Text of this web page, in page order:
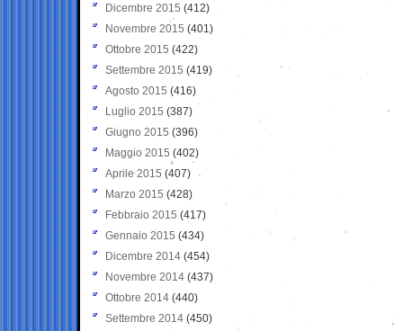
Dicembre 2015 (412)
Novembre 2015 (401)
Ottobre 2015 (422)
Settembre 2015 (419)
Agosto 2015 (416)
Luglio 2015 (387)
Giugno 2015 (396)
Maggio 2015 (402)
Aprile 2015 (407)
Marzo 2015 (428)
Febbraio 2015 (417)
Gennaio 2015 (434)
Dicembre 2014 (454)
Novembre 2014 (437)
Ottobre 2014 (440)
Settembre 2014 (450)